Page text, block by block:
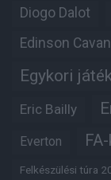
Diogo Dalot
Edinson
Egykori
Eric Bailly
Everton
Felkészülési túra